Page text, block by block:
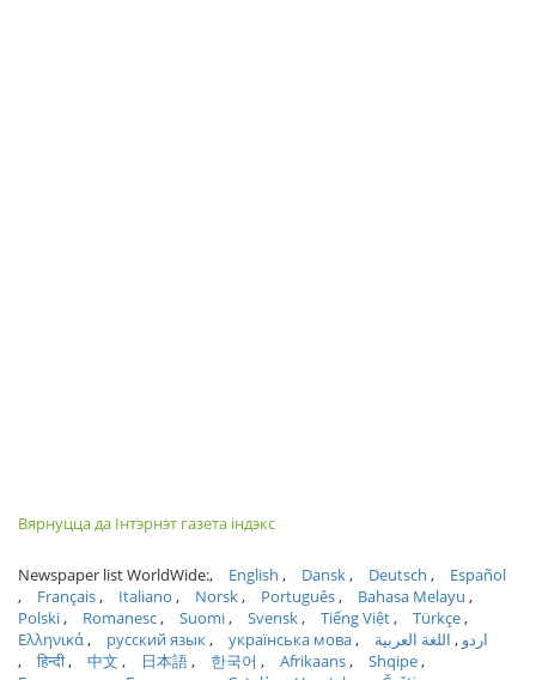
Вярнуцца да Інтэрнэт газета індэкс
Newspaper list WorldWide: English Dansk Deutsch
Español
Français
Italiano Norsk Português
Bahasa Melayu
Polski
Romanesc Suomi Svensk Tiếng Việt
Türkçe
Ελληνικά
русский язык українська мова اردو
اللغة العربية
हिन्दी
中文 日本語 한국어 Afrikaans
Shqipe